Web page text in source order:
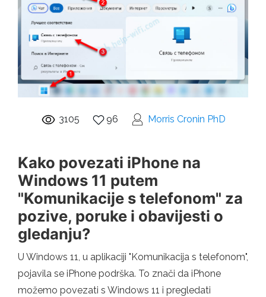
3105 96 Morris Cronin PhD
Kako povezati iPhone na
Windows 11 putem
"Komunikacije s telefonom" za
pozive, poruke i obavijesti o
gledanju?
U Windows 11, u aplikaciji "Komunikacija s telefonom",
pojavila se iPhone podrška. To znači da iPhone
možemo povezati s Windows 11 i pregledati